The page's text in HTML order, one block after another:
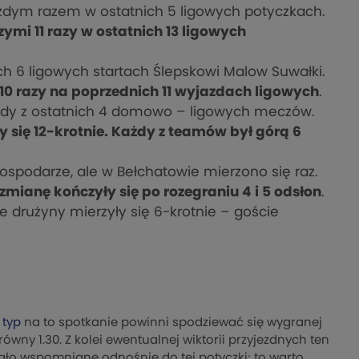
razem w ostatnich 5 ligowych potyczkach.
11 razy w ostatnich 13 ligowych
6 ligowych startach Ślepskowi Malow Suwałki.
razy na poprzednich 11 wyjazdach ligowych.
z ostatnich 4 domowo – ligowych meczów.
się 12-krotnie. Każdy z teamów był górą 6
ale w Bełchatowie mierzono się raz.
kończyły się po rozegraniu 4 i 5 odsłon.
drużyny mierzyły się 6-krotnie – goście
typ na to spotkanie powinni spodziewać się wygranej
1.30. Z kolei ewentualnej wiktorii przyjezdnych ten